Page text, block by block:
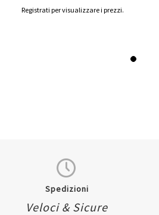
Registrati per visualizzare i prezzi.
Spedizioni
Veloci & Sicure